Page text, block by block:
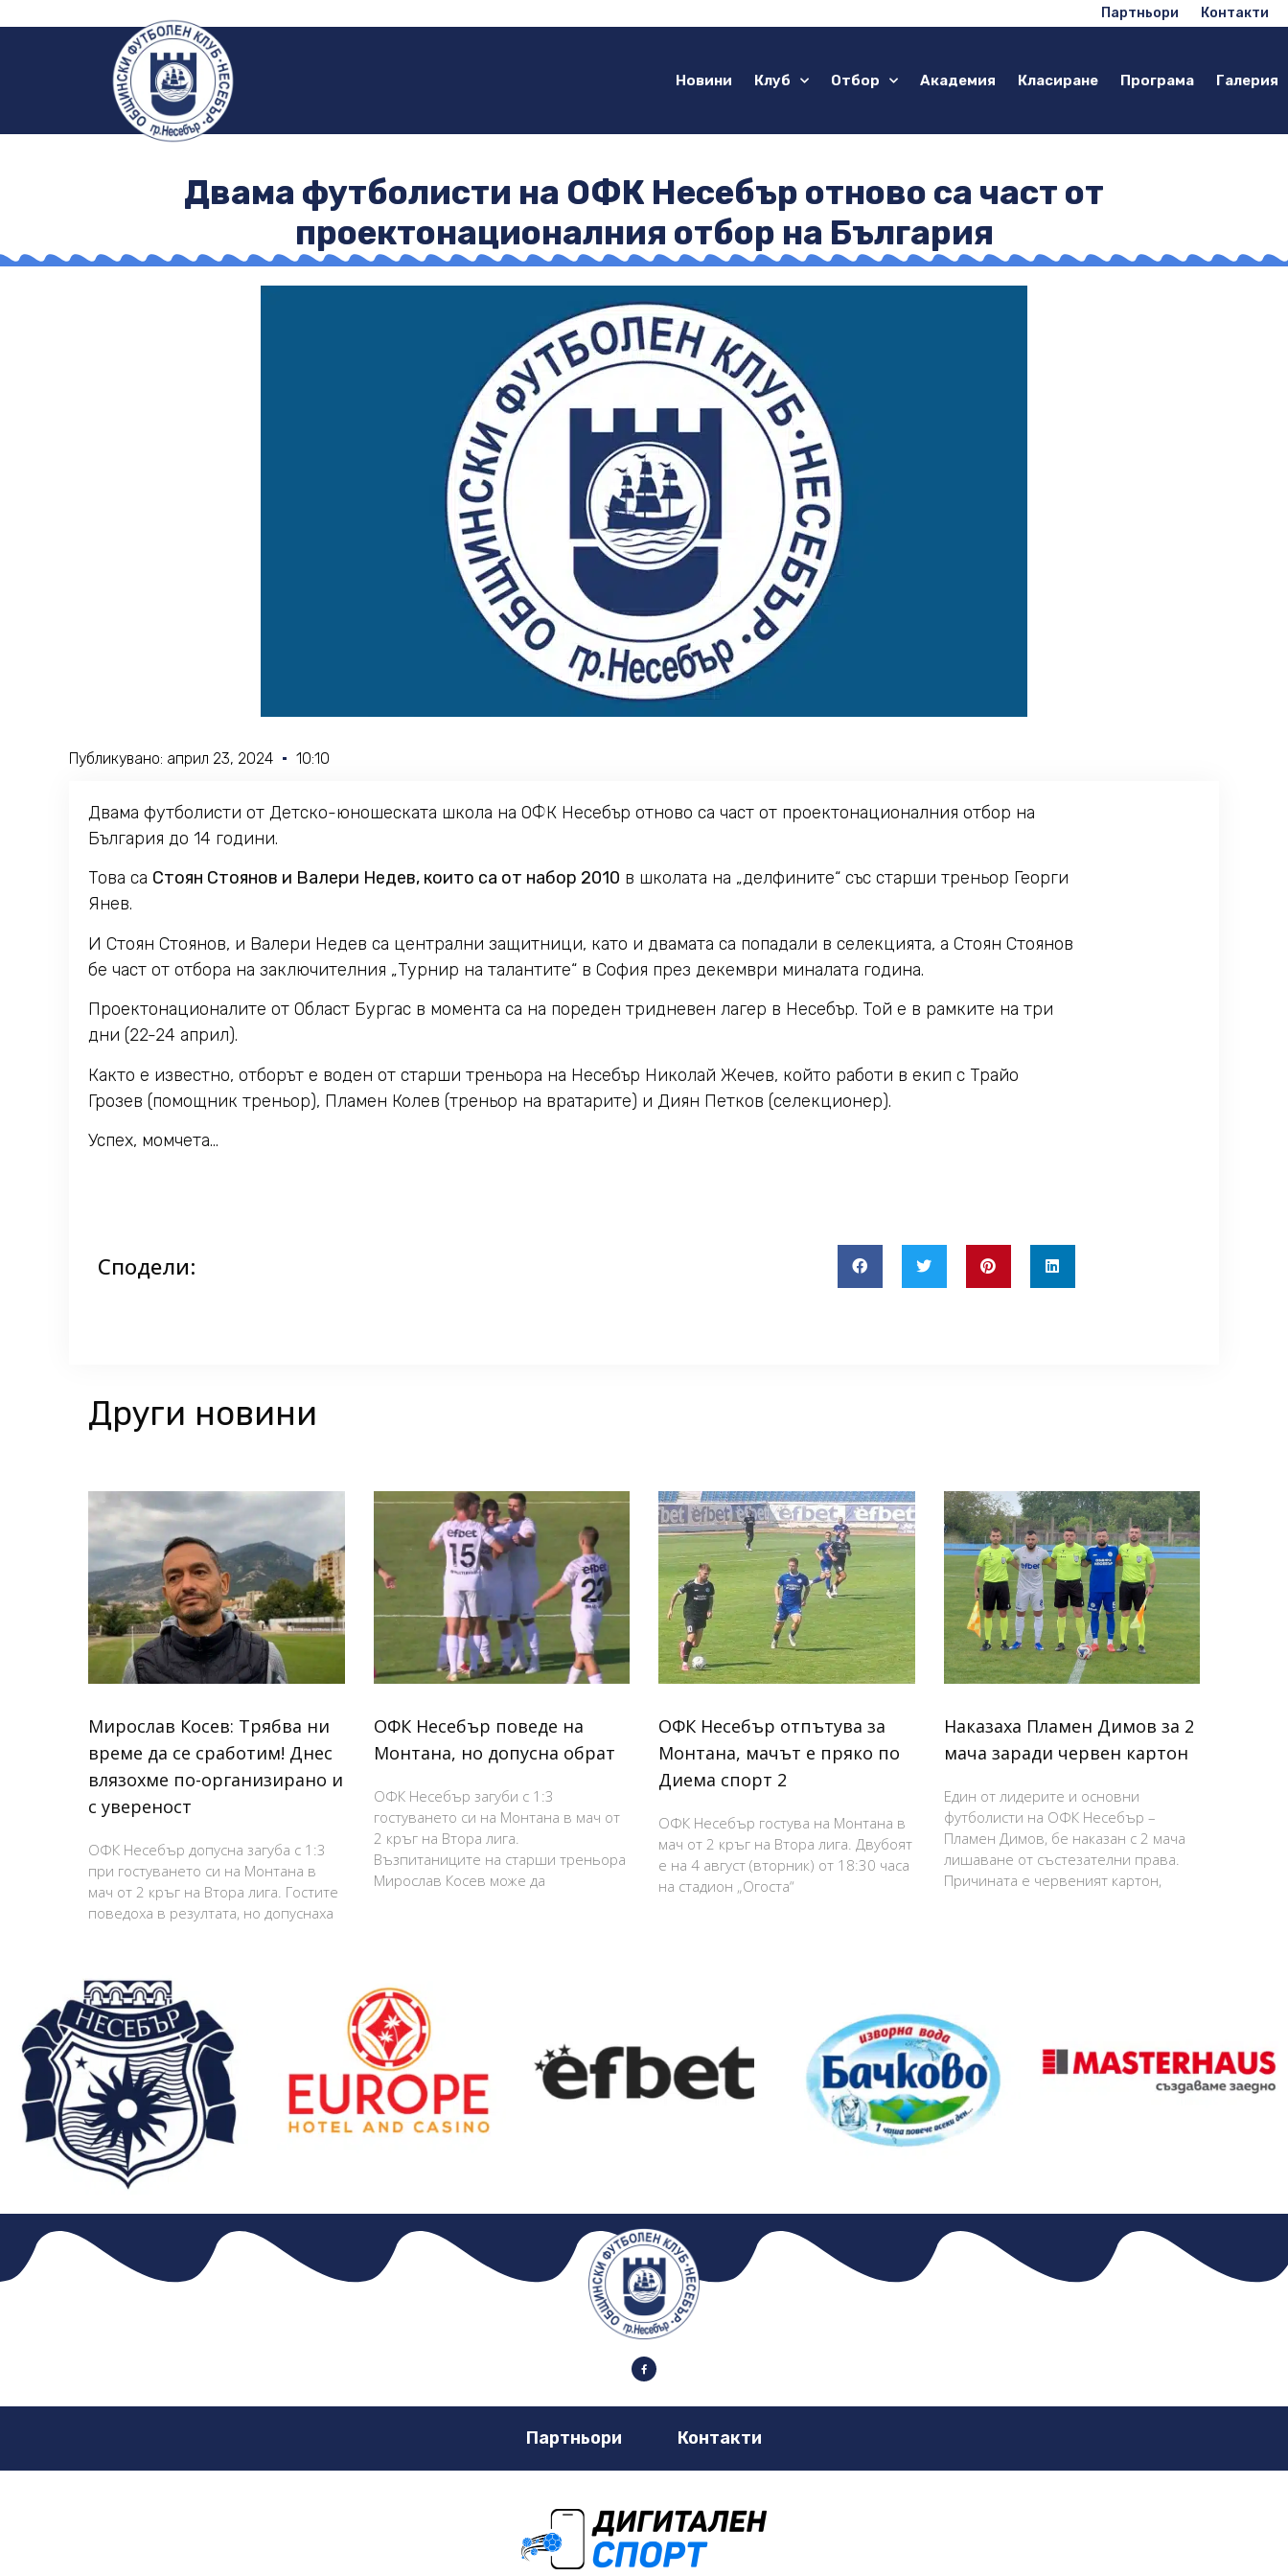
Партньори Контакти
Новини Клуб Отбор Академия Класиране Програма Галерия
Двама футболисти на ОФК Несебър отново са част от
проектонационалния отбор на България
Публикувано: април 23, 2024 10:10
Двама футболисти от Детско-юношеската школа на ОФК Несебър отново са част от проектонационалния отбор на
България до 14 години.
Това са Стоян Стоянов и Валери Недев, които са от набор 2010 в школата на „делфините“ със старши треньор Георги
Янев.
И Стоян Стоянов, и Валери Недев са централни защитници, като и двамата са попадали в селекцията, а Стоян Стоянов
бе част от отбора на заключителния „Турнир на талантите“ в София през декември миналата година.
Проектонационалите от Област Бургас в момента са на пореден тридневен лагер в Несебър. Той е в рамките на три
дни (22-24 април).
Както е известно, отборът е воден от старши треньора на Несебър Николай Жечев, който работи в екип с Трайо
Грозев (помощник треньор), Пламен Колев (треньор на вратарите) и Диян Петков (селекционер).
Успех, момчета…
Сподели:
Други новини
Мирослав Косев: Трябва ни
време да се сработим! Днес
влязохме по-организирано и
с увереност
ОФК Несебър допусна загуба с 1:3
при гостуването си на Монтана в
мач от 2 кръг на Втора лига. Гостите
поведоха в резултата, но допуснаха
ОФК Несебър поведе на
Монтана, но допусна обрат
ОФК Несебър загуби с 1:3
гостуването си на Монтана в мач от
2 кръг на Втора лига.
Възпитаниците на старши треньора
Мирослав Косев може да
ОФК Несебър отпътува за
Монтана, мачът е пряко по
Диема спорт 2
ОФК Несебър гостува на Монтана в
мач от 2 кръг на Втора лига. Двубоят
е на 4 август (вторник) от 18:30 часа
на стадион „Огоста“
Наказаха Пламен Димов за 2
мача заради червен картон
Един от лидерите и основни
футболисти на ОФК Несебър –
Пламен Димов, бе наказан с 2 мача
лишаване от състезателни права.
Причината е червеният картон,
Партньори Контакти